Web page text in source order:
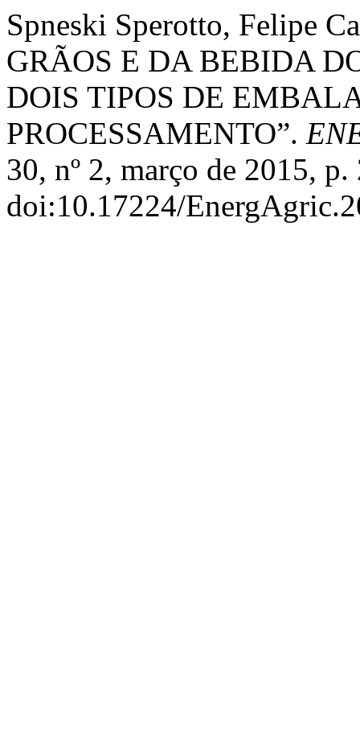
Spneski Sperotto, Felipe
GRÃOS E DA BEBIDA
DOIS TIPOS DE
PROCESSAMENTO”.
30, nº 2, março de 2015,
doi:10.17224/